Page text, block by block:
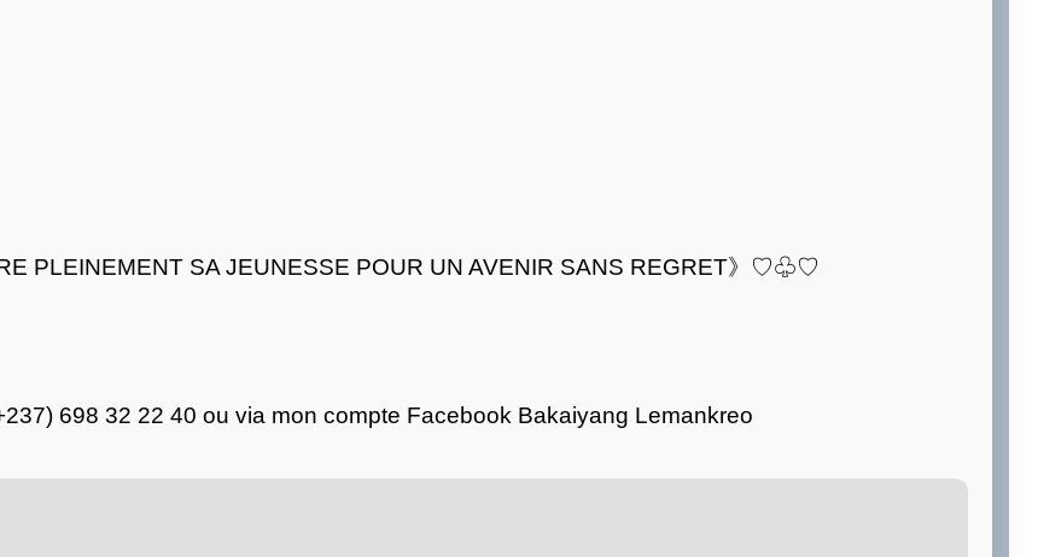
PLEINEMENT SA JEUNESSE POUR UN AVENIR SANS REGRET》♡♧♡
698 32 22 40 ou via mon compte Facebook Bakaiyang Lemankreo